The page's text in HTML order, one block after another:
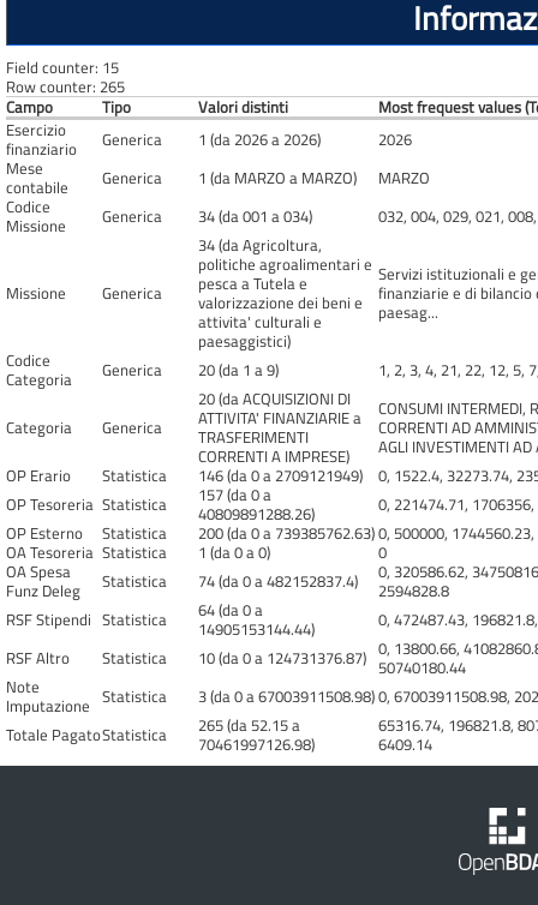
Field counter: 15
Row counter: 265
Campo
Tipo Valori distinti
Most frequest values
Esercizio
finanziario
Generica 1 (da 2026 a 2026)
2026
Mese
contabile
Generica 1 (da MARZO a MARZO)
MARZO
Codice
Missione
Generica 34 (da 001 a 034) 032, 004, 029, 021,
Missione Generica
34 (da Agricoltura,
politiche agroalimentari e
pesca a Tutela e
valorizzazione dei beni e
attivita' culturali e
paesaggistici)
Servizi istituzionali e
finanziarie e di
paesag...
Codice
Categoria
Generica 20 (da 1 a 9) 1, 2, 3, 4, 21, 22, 12, 5,
Categoria Generica
20 (da ACQUISIZIONI DI
ATTIVITA' FINANZIARIE a
TRASFERIMENTI
CORRENTI A IMPRESE)
CONSUMI INTERMEDI,
CORRENTI AD
AGLI INVESTIMENTI
OP Erario
Statistica 146 (da 0 a 2709121949)
0, 1522.4, 32273.74,
OP Tesoreria Statistica
157 (da 0 a
40809891288.26)
0, 221474.71,
OP Esterno
Statistica 200 (da 0 a 739385762.63)0, 500000,
OA Tesoreria Statistica 1 (da 0 a 0)
0
OA Spesa
Funz Deleg
Statistica 74 (da 0 a 482152837.4)
0, 320586.62,
2594828.8
RSF Stipendi Statistica
64 (da 0 a
14905153144.44)
0, 472487.43,
RSF Altro
Statistica 10 (da 0 a 124731376.87) 0, 13800.66,
50740180.44
Note
Imputazione Statistica 3 (da 0 a 67003911508.98)0, 67003911508.98,
Totale PagatoStatistica
265 (da 52.15 a
70461997126.98)
65316.74, 196821.8,
6409.14